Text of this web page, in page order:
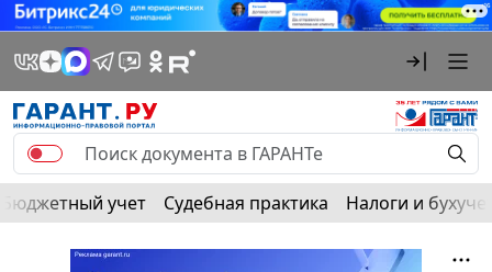
Бюджетный учет Судебная практика Налоги и